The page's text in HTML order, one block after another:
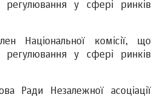
регулювання у сфері ринків
Національної комісії‚ що
регулювання у сфері ринків
Ради Незалежної асоціації